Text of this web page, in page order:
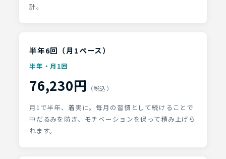
計。
半年6回（月1ペース）
半年・月1回
76,230円 （税込）
月1で半年、着実に。毎月の習慣として続けることで
中だるみを防ぎ、モチベーションを保って積み上げら
れます。